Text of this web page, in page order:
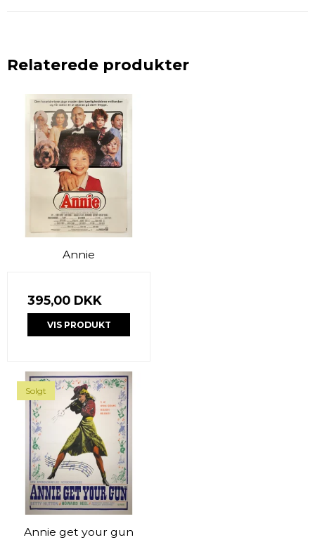
Relaterede produkter
Annie
395,00 DKK
VIS PRODUKT
Solgt
Annie get your gun